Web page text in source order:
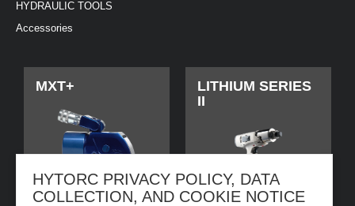
HYTORC PRIVACY POLICY, DATA
COLLECTION, AND COOKIE NOTICE
HYDRAULIC TOOLS
Accessories
MXT+
LITHIUM SERIES
II